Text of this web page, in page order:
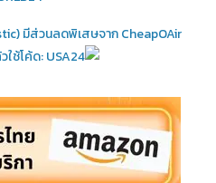
มีส่วนลดพิเสษจาก CheapOAir
ช้โค้ด: USA24